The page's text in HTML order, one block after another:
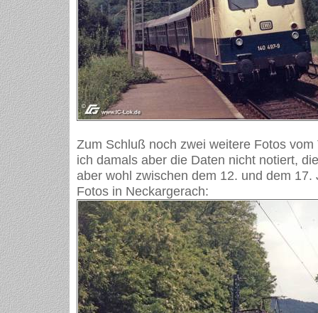
Zum Schluß noch zwei weitere Fotos
ich damals aber die Daten nicht notiert,
aber wohl zwischen dem 12. und dem 17.
Fotos in Neckargerach: